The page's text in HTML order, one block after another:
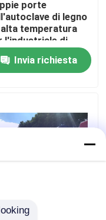
porte
di legno
temperatura
l'industriale di
Φ2.7mX22M
Invia richiesta
di